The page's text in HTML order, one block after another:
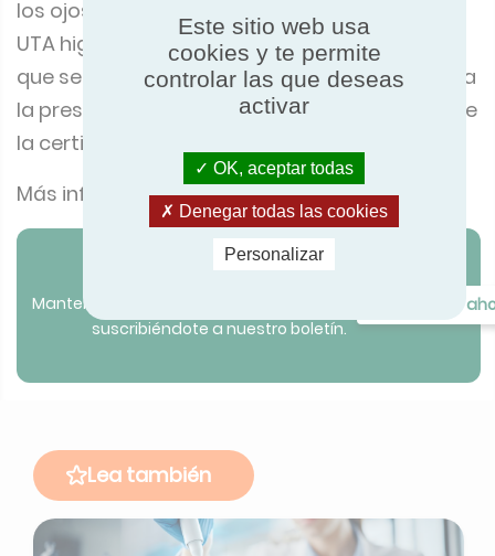
UTA higiénicas. Damos las gracias a todos los
que se acercaron a nuestro stand, asistieron a
la presentación y hablaron con el equipo sobre
la certificación.
Más información sobreISK-SODEX.
Mantente al tanto de todas las actualizaciones
Lea también
Este sitio web usa
cookies y te permite
controlar las que deseas
activar
OK, aceptar todas
Denegar todas las cookies
Personalizar